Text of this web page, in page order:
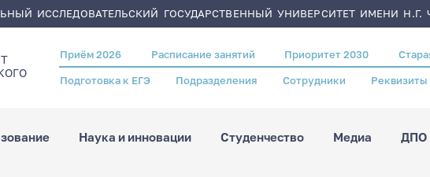
ИССЛЕДОВАТЕЛЬСКИЙ ГОСУДАРСТВЕННЫЙ УНИВЕРСИТЕТ ИМЕНИ Н.Г.
Header
menu
Приём 2026 Расписание занятий Приоритет 2030
Подготовка к ЕГЭ Подразделения Сотрудники Реквизиты
Наука и инновации Студенчество Медиа ДПО